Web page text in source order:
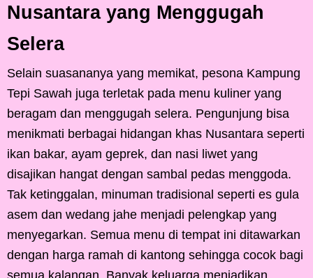
Nusantara yang Menggugah
Selera
Selain suasananya yang memikat, pesona Kampung
Tepi Sawah juga terletak pada menu kuliner yang
beragam dan menggugah selera. Pengunjung bisa
menikmati berbagai hidangan khas Nusantara seperti
ikan bakar, ayam geprek, dan nasi liwet yang
disajikan hangat dengan sambal pedas menggoda.
Tak ketinggalan, minuman tradisional seperti es gula
asem dan wedang jahe menjadi pelengkap yang
menyegarkan. Semua menu di tempat ini ditawarkan
dengan harga ramah di kantong sehingga cocok bagi